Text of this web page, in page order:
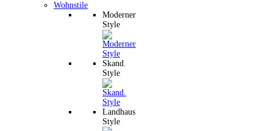
Wohnstile
Moderner
Style
Skand.
Style
Landhaus
Style